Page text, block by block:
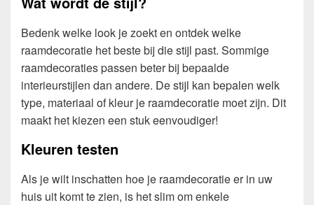
Bedenk welke look je zoekt en ontdek welke
raamdecoratie het beste bij die stijl past. Sommige
raamdecoraties passen beter bij bepaalde
interieurstijlen dan andere. De stijl kan bepalen welk
type, materiaal of kleur je raamdecoratie moet zijn. Dit
maakt het kiezen een stuk eenvoudiger!
Kleuren testen
Als je wilt inschatten hoe je raamdecoratie er in uw
huis uit komt te zien, is het slim om enkele